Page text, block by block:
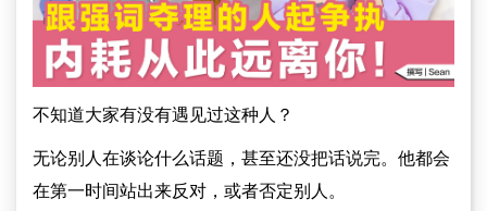
不知道大家有没有遇见过这种人？
无论别人在谈论什么话题，甚至还没把话说完。他都会
在第一时间站出来反对，或者否定别人。